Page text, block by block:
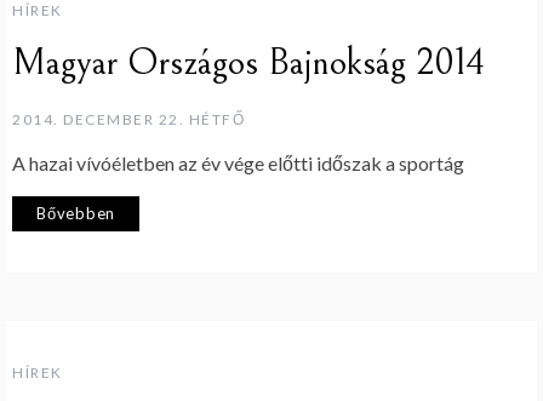
HÍREK
Magyar Országos Bajnokság 2014
2014. DECEMBER 22. HÉTFŐ
A hazai vívóéletben az év vége előtti időszak a sportág
Bővebben
HÍREK